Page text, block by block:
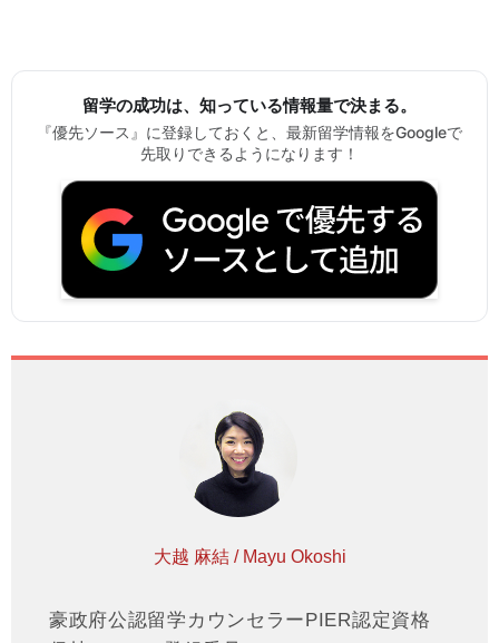
留学の成功は、知っている情報量で決まる。
『優先ソース』に登録しておくと、最新留学情報をGoogleで
先取りできるようになります！
大越 麻結 / Mayu Okoshi
豪政府公認留学カウンセラーPIER認定資格